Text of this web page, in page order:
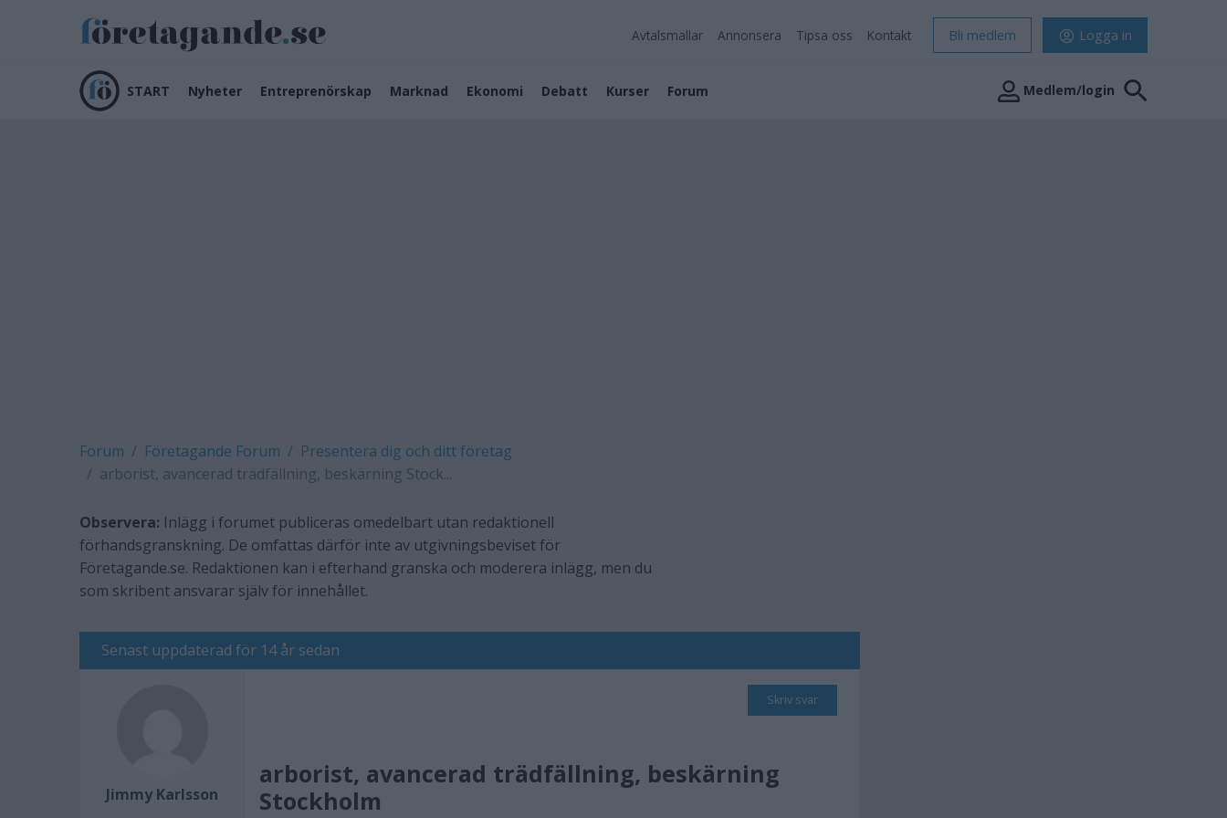
Avtalsmallar Annonsera Tipsa oss Kontakt Bli medlem Logga in
START Nyheter Entreprenörskap Marknad Ekonomi Debatt Kurser Forum Medlem/login
Forum Företagande Forum
Presentera dig och ditt företag
arborist, avancerad trädfällning, beskärning Stock...
Observera: Inlägg i forumet publiceras omedelbart utan redaktionell
förhandsgranskning. De omfattas därför inte av utgivningsbeviset för
Företagande.se. Redaktionen kan i efterhand granska och moderera inlägg, men du
som skribent ansvarar själv för innehållet.
Senast uppdaterad för 14 år sedan
Jimmy Karlsson
Skriv svar
arborist, avancerad trädfällning, beskärning
Stockholm